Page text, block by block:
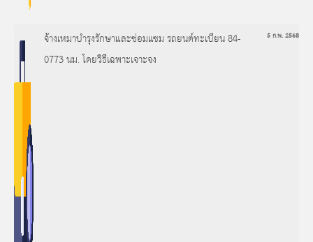
จ้างเหมาบำรุงรักษาและซ่อมแซม รถยนต์ทะเบียน 84-
0773 นม. โดยวิธีเฉพาะเจาะจง
5 ก.พ. 2568